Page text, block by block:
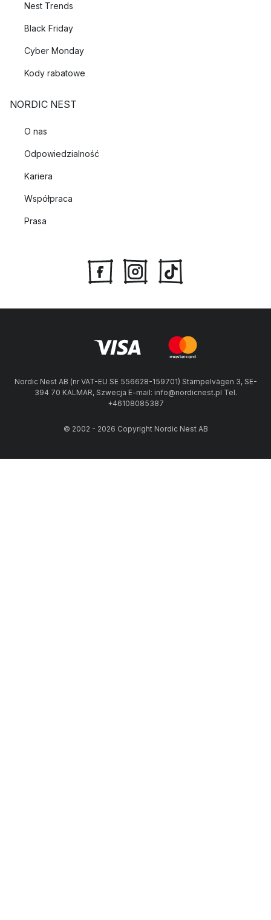
Nest Trends
Black Friday
Cyber Monday
Kody rabatowe
NORDIC NEST
O nas
Odpowiedzialność
Kariera
Współpraca
Prasa
Nordic Nest AB (nr VAT-EU SE 556628-159701) Stämpelvägen 3, SE-
394 70 KALMAR, Szwecja E-mail: info@nordicnest.pl Tel.
+46108085387
© 2002 - 2026 Copyright Nordic Nest AB